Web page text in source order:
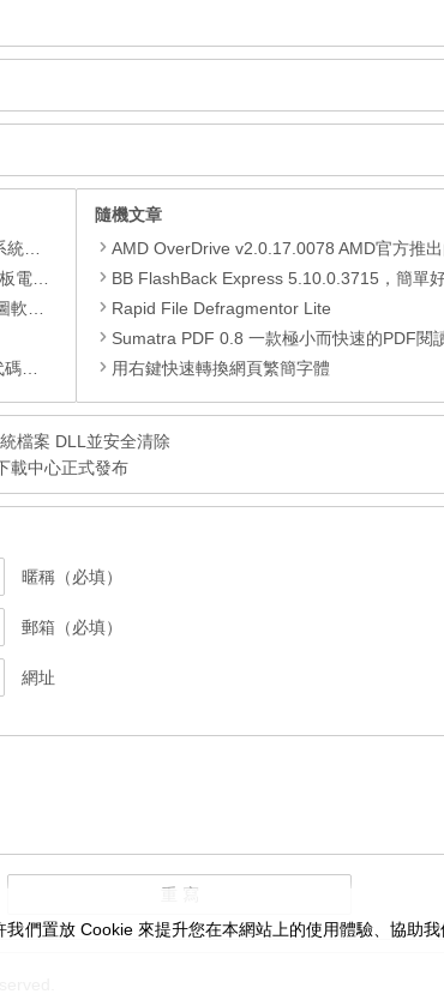
體
軟體
版
器
隨機文章
AMD OverDrive v2.0.17.0078 AMD官方推出的一款系統檢測、超頻工具
BB FlashBack Express 5.10.0.3715，簡單好用的螢幕錄
Rapid File Defragmentor Lite
Sumatra PDF 0.8 一款極小而快速的PDF閱
用右鍵快速轉換網頁繁簡字體
檔案 DLL並安全清除
載中心正式發布
暱稱（必填）
郵箱（必填）
網址
們置放 Cookie 來提升您在本網站上的使用體驗、協助